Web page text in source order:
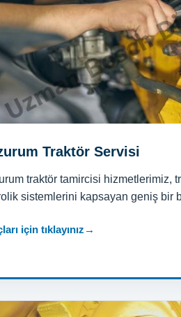
Traktör Servisi
traktör tamircisi hizmetlerimiz,
sistemlerini kapsayan geniş bir
için tıklayınız →